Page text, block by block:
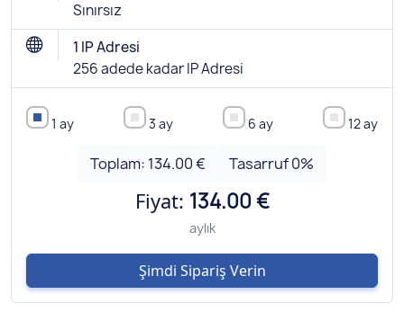
Sınırsız
1 IP Adresi
256 adede kadar IP Adresi
1 ay 3 ay 6 ay 12 ay
Toplam: 134.00 € Tasarruf0%
Fiyat: 134.00 €
aylık
Şimdi Sipariş Verin